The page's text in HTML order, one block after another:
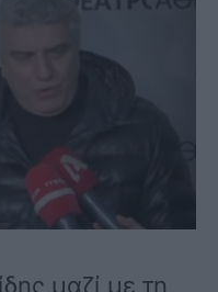
μαζί με τη